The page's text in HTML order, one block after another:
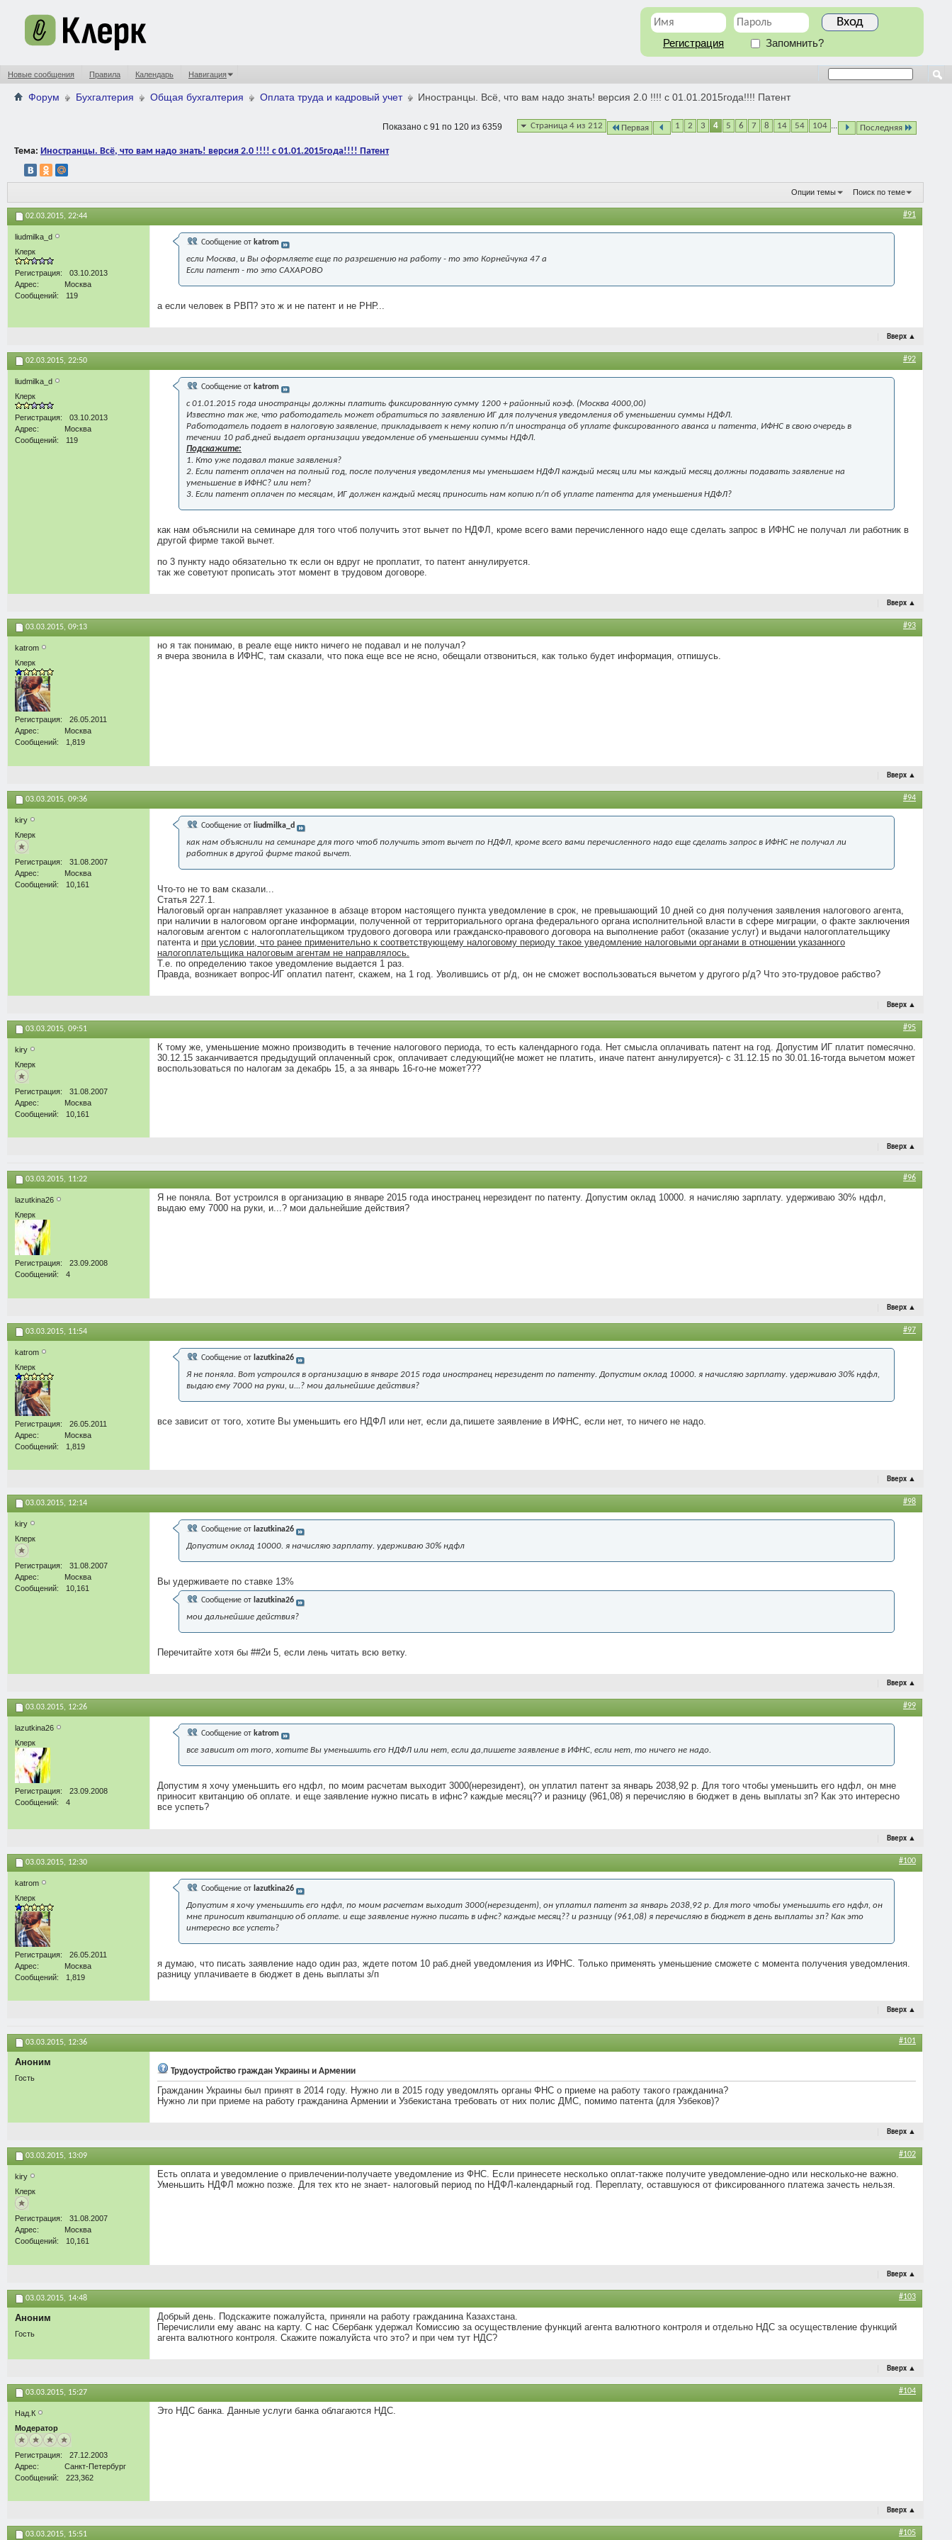
Регистрация Запомнить?
Новые сообщения Правила Календарь Навигация
Форум Бухгалтерия Общая бухгалтерия Оплата труда и кадровый учет Иностранцы. Всё, что вам надо знать! версия 2.0 !!!! с 01.01.2015года!!!! Патент
Страница 4 из 212 Первая 1 2 3 4 5 6 7 8 14 54 104 ... Последняя
Показано с 91 по 120 из 6359
Тема: Иностранцы. Всё, что вам надо знать! версия 2.0 !!!! с 01.01.2015года!!!! Патент
Опции темы Поиск по теме
02.03.2015, 22:44 #91
liudmilka_d
Клерк
Регистрация
03.10.2013
Адрес
Москва
Сообщений
119
Сообщение от katrom
если Москва, и Вы оформляете еще по разрешению на работу - то это Корнейчука 47 а
Если патент - то это САХАРОВО
а если человек в РВП? это ж и не патент и не РНР...
Вверх ▲
02.03.2015, 22:50 #92
liudmilka_d
Клерк
Регистрация
03.10.2013
Адрес
Москва
Сообщений
119
Сообщение от katrom
с 01.01.2015 года иностранцы должны платить фиксированную сумму 1200 + районный коэф. (Москва 4000,00)
Известно так же, что работодатель может обратиться по заявлению ИГ для получения уведомления об уменьшении суммы НДФЛ.
Работодатель подает в налоговую заявление, прикладывает к нему копию п/п иностранца об уплате фиксированного аванса и патента, ИФНС в свою очередь в
течении 10 раб.дней выдает организации уведомление об уменьшении суммы НДФЛ.
Подскажите:
1. Кто уже подавал такие заявления?
2. Если патент оплачен на полный год, после получения уведомления мы уменьшаем НДФЛ каждый месяц или мы каждый месяц должны подавать заявление на
уменьшение в ИФНС? или нет?
3. Если патент оплачен по месяцам, ИГ должен каждый месяц приносить нам копию п/п об уплате патента для уменьшения НДФЛ?
как нам объяснили на семинаре для того чтоб получить этот вычет по НДФЛ, кроме всего вами перечисленного надо еще сделать запрос в ИФНС не получал ли работник в
другой фирме такой вычет.
по 3 пункту надо обязательно тк если он вдруг не проплатит, то патент аннулируется.
так же советуют прописать этот момент в трудовом договоре.
Вверх ▲
03.03.2015, 09:13 #93
katrom
Клерк
Регистрация
26.05.2011
Адрес
Москва
Сообщений
1,819
но я так понимаю, в реале еще никто ничего не подавал и не получал?
я вчера звонила в ИФНС, там сказали, что пока еще все не ясно, обещали отзвониться, как только будет информация, отпишусь.
Вверх ▲
03.03.2015, 09:36 #94
kiry
Клерк
Регистрация
31.08.2007
Адрес
Москва
Сообщений
10,161
Сообщение от liudmilka_d
как нам объяснили на семинаре для того чтоб получить этот вычет по НДФЛ, кроме всего вами перечисленного надо еще сделать запрос в ИФНС не получал ли
работник в другой фирме такой вычет.
Что-то не то вам сказали...
Статья 227.1.
Налоговый орган направляет указанное в абзаце втором настоящего пункта уведомление в срок, не превышающий 10 дней со дня получения заявления налогового агента,
при наличии в налоговом органе информации, полученной от территориального органа федерального органа исполнительной власти в сфере миграции, о факте заключения
налоговым агентом с налогоплательщиком трудового договора или гражданско-правового договора на выполнение работ (оказание услуг) и выдачи налогоплательщику
патента и при условии, что ранее применительно к соответствующему налоговому периоду такое уведомление налоговыми органами в отношении указанного
налогоплательщика налоговым агентам не направлялось.
Т.е. по определению такое уведомление выдается 1 раз.
Правда, возникает вопрос-ИГ оплатил патент, скажем, на 1 год. Уволившись от р/д, он не сможет воспользоваться вычетом у другого р/д? Что это-трудовое рабство?
Вверх ▲
03.03.2015, 09:51 #95
kiry
Клерк
Регистрация
31.08.2007
Адрес
Москва
Сообщений
10,161
К тому же, уменьшение можно производить в течение налогового периода, то есть календарного года. Нет смысла оплачивать патент на год. Допустим ИГ платит помесячно.
30.12.15 заканчивается предыдущий оплаченный срок, оплачивает следующий(не может не платить, иначе патент аннулируется)- с 31.12.15 по 30.01.16-тогда вычетом может
воспользоваться по налогам за декабрь 15, а за январь 16-го-не может???
Вверх ▲
03.03.2015, 11:22 #96
lazutkina26
Клерк
Регистрация
23.09.2008
Сообщений
4
Я не поняла. Вот устроился в организацию в январе 2015 года иностранец нерезидент по патенту. Допустим оклад 10000. я начисляю зарплату. удерживаю 30% ндфл,
выдаю ему 7000 на руки, и...? мои дальнейшие действия?
Вверх ▲
03.03.2015, 11:54 #97
katrom
Клерк
Регистрация
26.05.2011
Адрес
Москва
Сообщений
1,819
Сообщение от lazutkina26
Я не поняла. Вот устроился в организацию в январе 2015 года иностранец нерезидент по патенту. Допустим оклад 10000. я начисляю зарплату. удерживаю 30% ндфл,
выдаю ему 7000 на руки, и...? мои дальнейшие действия?
все зависит от того, хотите Вы уменьшить его НДФЛ или нет, если да,пишете заявление в ИФНС, если нет, то ничего не надо.
Вверх ▲
03.03.2015, 12:14 #98
kiry
Клерк
Регистрация
31.08.2007
Адрес
Москва
Сообщений
10,161
Сообщение от lazutkina26
Допустим оклад 10000. я начисляю зарплату. удерживаю 30% ндфл
Вы удерживаете по ставке 13%
Сообщение от lazutkina26
мои дальнейшие действия?
Перечитайте хотя бы ##2и 5, если лень читать всю ветку.
Вверх ▲
03.03.2015, 12:26 #99
lazutkina26
Клерк
Регистрация
23.09.2008
Сообщений
4
Сообщение от katrom
все зависит от того, хотите Вы уменьшить его НДФЛ или нет, если да,пишете заявление в ИФНС, если нет, то ничего не надо.
Допустим я хочу уменьшить его ндфл, по моим расчетам выходит 3000(нерезидент), он уплатил патент за январь 2038,92 р. Для того чтобы уменьшить его ндфл, он мне
приносит квитанцию об оплате. и еще заявление нужно писать в ифнс? каждые месяц?? и разницу (961,08) я перечисляю в бюджет в день выплаты зп? Как это интересно
все успеть?
Вверх ▲
03.03.2015, 12:30 #100
katrom
Клерк
Регистрация
26.05.2011
Адрес
Москва
Сообщений
1,819
Сообщение от lazutkina26
Допустим я хочу уменьшить его ндфл, по моим расчетам выходит 3000(нерезидент), он уплатил патент за январь 2038,92 р. Для того чтобы уменьшить его ндфл, он
мне приносит квитанцию об оплате. и еще заявление нужно писать в ифнс? каждые месяц?? и разницу (961,08) я перечисляю в бюджет в день выплаты зп? Как это
интересно все успеть?
я думаю, что писать заявление надо один раз, ждете потом 10 раб.дней уведомления из ИФНС. Только применять уменьшение сможете с момента получения уведомления.
разницу уплачиваете в бюджет в день выплаты з/п
Вверх ▲
03.03.2015, 12:36 #101
Аноним
Гость
Трудоустройство граждан Украины и Армении
Гражданин Украины был принят в 2014 году. Нужно ли в 2015 году уведомлять органы ФНС о приеме на работу такого гражданина?
Нужно ли при приеме на работу гражданина Армении и Узбекистана требовать от них полис ДМС, помимо патента (для Узбеков)?
Вверх ▲
03.03.2015, 13:09 #102
kiry
Клерк
Регистрация
31.08.2007
Адрес
Москва
Сообщений
10,161
Есть оплата и уведомление о привлечении-получаете уведомление из ФНС. Если принесете несколько оплат-также получите уведомление-одно или несколько-не важно.
Уменьшить НДФЛ можно позже. Для тех кто не знает- налоговый период по НДФЛ-календарный год. Переплату, оставшуюся от фиксированного платежа зачесть нельзя.
Вверх ▲
03.03.2015, 14:48 #103
Аноним
Гость
Добрый день. Подскажите пожалуйста, приняли на работу гражданина Казахстана.
Перечислили ему аванс на карту. С нас Сбербанк удержал Комиссию за осуществление функций агента валютного контроля и отдельно НДС за осуществление функций
агента валютного контроля. Скажите пожалуйста что это? и при чем тут НДС?
Вверх ▲
03.03.2015, 15:27 #104
Над.К
Модератор
Регистрация
27.12.2003
Адрес
Санкт-Петербург
Сообщений
223,362
Это НДС банка. Данные услуги банка облагаются НДС.
Вверх ▲
03.03.2015, 15:51 #105